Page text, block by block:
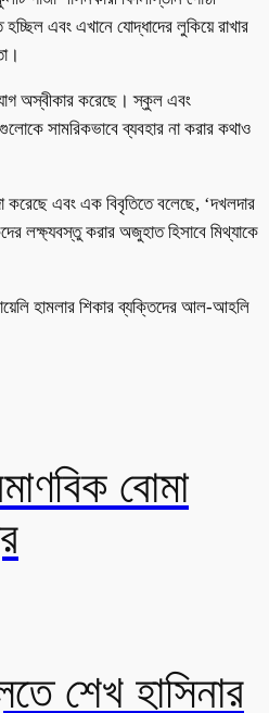
হচ্ছিল এবং এখানে যোদ্ধাদের লুকিয়ে রাখার
অস্বীকার করেছে। স্কুল এবং
সামরিকভাবে ব্যবহার না করার কথাও
করেছে এবং এক বিবৃতিতে বলেছে, ‘দখলদার
লক্ষ্যবস্তু করার অজুহাত হিসাবে মিথ্যাকে
হামলার শিকার ব্যক্তিদের আল-আহলি
বোমা
শেখ হাসিনার